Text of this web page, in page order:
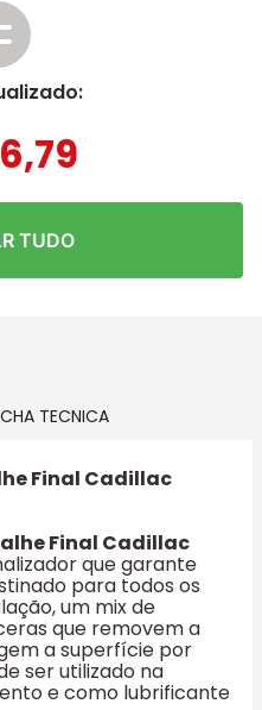
,79
TUDO
TECNICA
Final Cadillac
Final Cadillac
que garante
para todos os
um mix de
que removem a
a superfície por
ser utilizado na
e como lubrificante